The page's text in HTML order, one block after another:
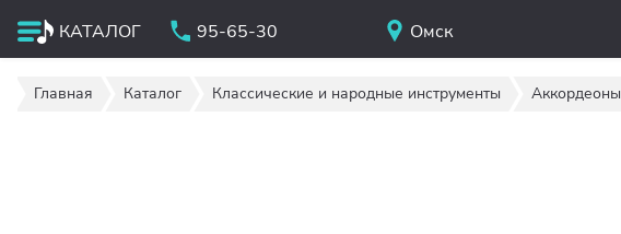
КАТАЛОГ 95-65-30 Омск
Главная Каталог Классические и народные инструменты Аккордеоны